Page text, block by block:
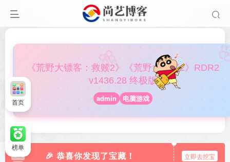
🎀
《荒野大镖客：救赎2》《荒野大镖客2》RDR2
v1436.28 终极版
admin 电脑游戏
🎉 恭喜你发现了宝藏！ 立即去挖宝
首页
榜单